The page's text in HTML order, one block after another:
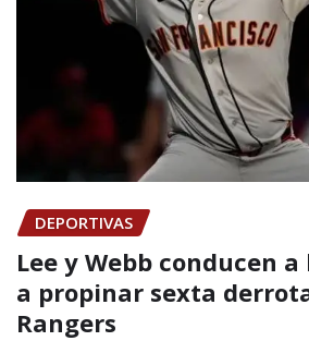
DEPORTIVAS
Lee y Webb conducen
a propinar sexta
Rangers